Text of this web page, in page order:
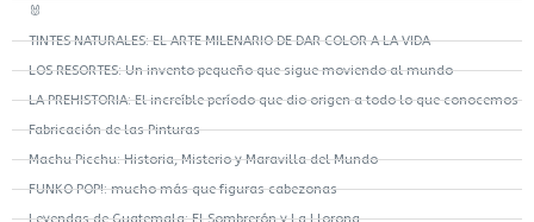
🐰
TINTES NATURALES: EL ARTE MILENARIO DE DAR COLOR A LA VIDA
LOS RESORTES: Un invento pequeño que sigue moviendo al mundo
LA PREHISTORIA: El increíble período que dio origen a todo lo que conocemos
Fabricación de las Pinturas
Machu Picchu: Historia, Misterio y Maravilla del Mundo
FUNKO POP!: mucho más que figuras cabezonas